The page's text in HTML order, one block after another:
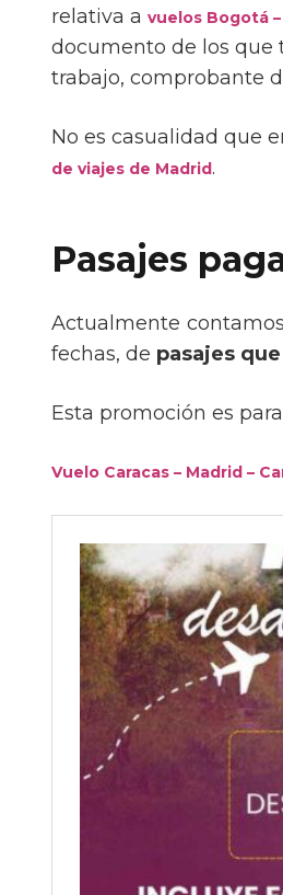
relativa avuelos Bogotá
documento de los que
trabajo, comprobante
No es casualidad que
de viajes de Madrid.
Pasajes
Actualmente
fechas, de pasajes
Esta promoción es
Vuelo Caracas – Madrid –